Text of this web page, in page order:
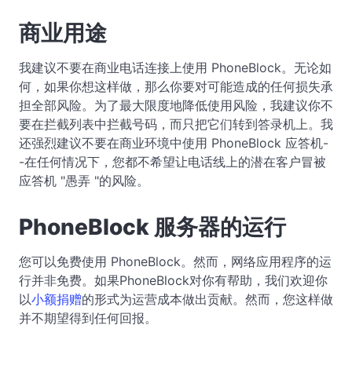
商业用途
我建议不要在商业电话连接上使用 PhoneBlock。无论如
何，如果你想这样做，那么你要对可能造成的任何损失承
担全部风险。为了最大限度地降低使用风险，我建议你不
要在拦截列表中拦截号码，而只把它们转到答录机上。我
还强烈建议不要在商业环境中使用 PhoneBlock 应答机-
-在任何情况下，您都不希望让电话线上的潜在客户冒被
应答机 "愚弄 "的风险。
PhoneBlock 服务器的运行
您可以免费使用 PhoneBlock。然而，网络应用程序的运
行并非免费。如果PhoneBlock对你有帮助，我们欢迎你
以小额捐赠的形式为运营成本做出贡献。然而，您这样做
并不期望得到任何回报。